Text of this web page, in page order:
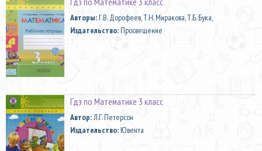
Aвторы:Г.В. Дорофеев, Т.Н. Миракова, Т.Б. Бука,
Издательство:Просвещение
Гдз по Математике 3 класс
Автор:Л.Г. Петерсон
Издательство:Ювента